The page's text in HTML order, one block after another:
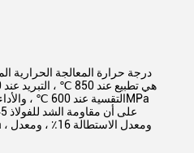
التقسية عند 600 ℃ ، والأداء المحقق هو مقاومة الخضوع ≥355MPa